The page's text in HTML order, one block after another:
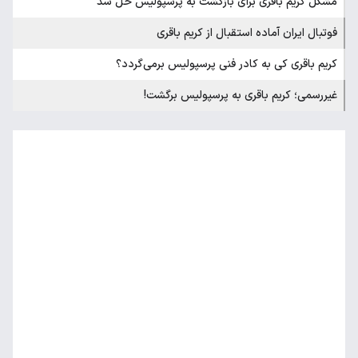
فوتبال ایران آماده استقبال از کریم باقری
کریم باقری کی به کادر فنی پرسپولیس برمی‌گردد؟
غیررسمی؛ کریم باقری به پرسپولیس برگشت!